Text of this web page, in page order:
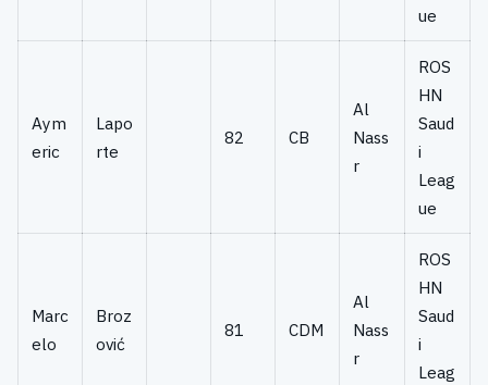
ue
Aym
eric
Lapo
rte
82 CB
Al
Nass
r
ROS
HN
Saud
i
Leag
ue
Marc
elo
Broz
ović
81 CDM
Al
Nass
r
ROS
HN
Saud
i
Leag